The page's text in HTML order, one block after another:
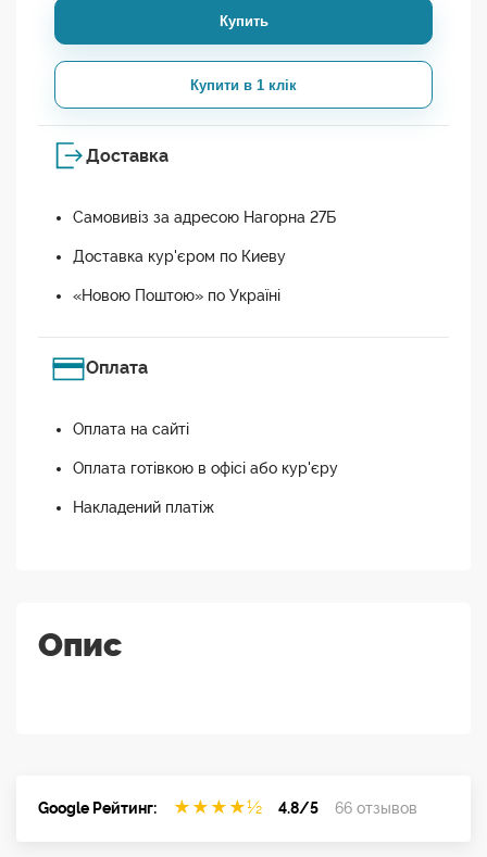
Купить
Купити в 1 клік
Доставка
Самовивіз за адресою Нагорна 27Б
Доставка кур'єром по Киеву
«Новою Поштою» по Україні
Оплата
Оплата на сайті
Оплата готівкою в офісі або кур'єру
Накладений платіж
Опис
Google Рейтинг: ★ ★ ★ ★½ 4.8/5 66 отзывов